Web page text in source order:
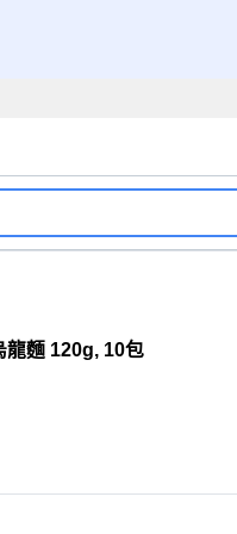
龍麵 120g, 10包